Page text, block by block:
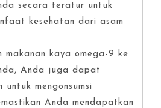
secara teratur untuk
kesehatan dari asam
makanan kaya omega-9 ke
Anda juga dapat
untuk mengonsumsi
Anda mendapatkan